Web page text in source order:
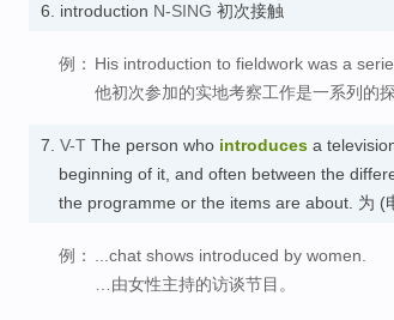
6. introduction N-SING 初次接触
例： His introduction to fieldwork was a
他初次参加的实地考察工作是一系列的探
7. V-T The person who introduces a
beginning of it, and often between the
the programme or the items are about. 为 (
例：
...chat shows introduced by women.
…由女性主持的访谈节目。